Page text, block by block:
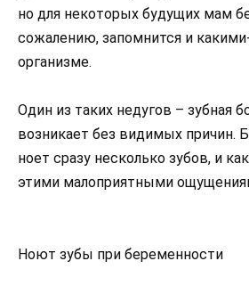
но для некоторых будущих мам
сожалению, запомнится и
организме.
Один из таких недугов – зубная
возникает без видимых причин.
ноет сразу несколько зубов, и
этими малоприятными
Ноют зубы при беременности